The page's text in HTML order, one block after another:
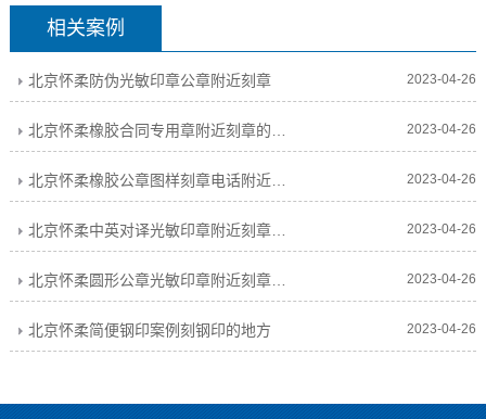
相关案例
北京怀柔防伪光敏印章公章附近刻章 2023-04-26
北京怀柔橡胶合同专用章附近刻章的地方 2023-04-26
北京怀柔橡胶公章图样刻章电话附近刻章的地方 2023-04-26
北京怀柔中英对译光敏印章附近刻章的地方 2023-04-26
北京怀柔圆形公章光敏印章附近刻章的地方 2023-04-26
北京怀柔简便钢印案例刻钢印的地方 2023-04-26